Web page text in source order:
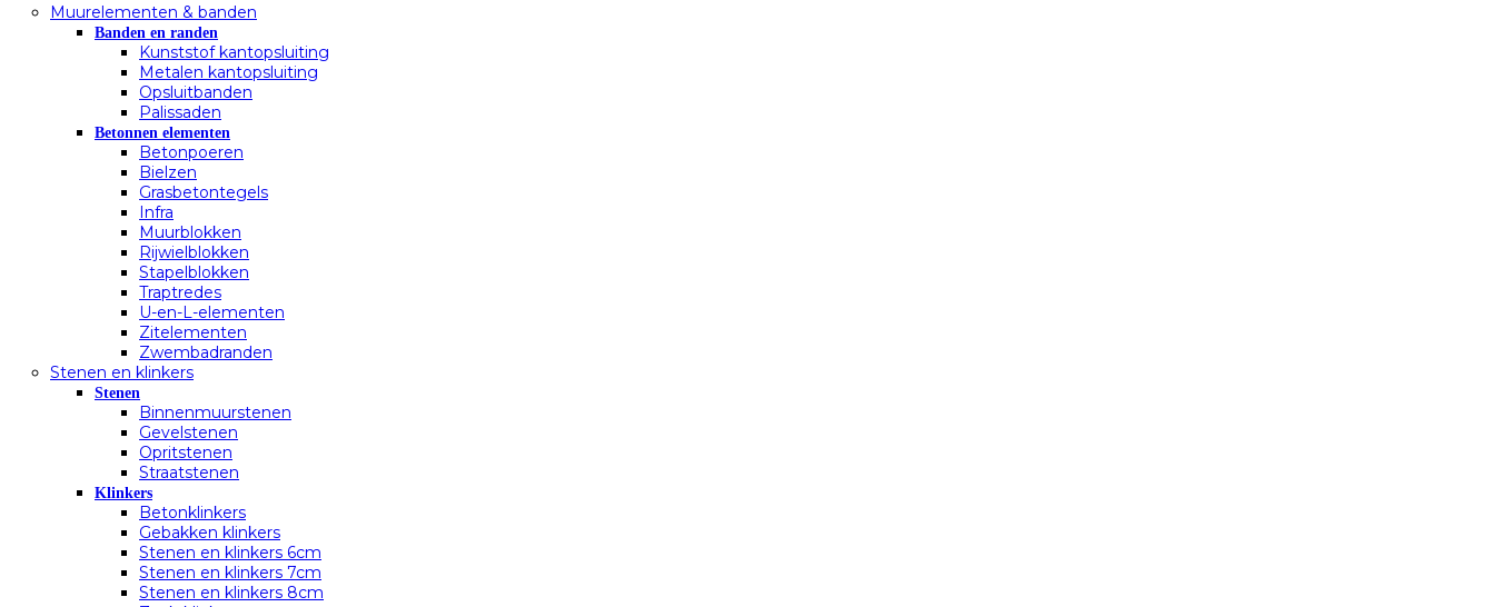
Muurelementen & banden
Banden en randen
Kunststof kantopsluiting
Metalen kantopsluiting
Opsluitbanden
Palissaden
Betonnen elementen
Betonpoeren
Bielzen
Grasbetontegels
Infra
Muurblokken
Rijwielblokken
Stapelblokken
Traptredes
U-en-L-elementen
Zitelementen
Zwembadranden
Stenen en klinkers
Stenen
Binnenmuurstenen
Gevelstenen
Opritstenen
Straatstenen
Klinkers
Betonklinkers
Gebakken klinkers
Stenen en klinkers 6cm
Stenen en klinkers 7cm
Stenen en klinkers 8cm